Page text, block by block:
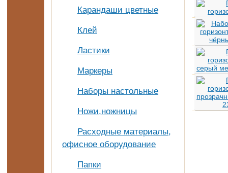
Карандаши цветные
Клей
Ластики
Маркеры
Наборы настольные
Ножи,ножницы
Расходные материалы,
офисное оборудование
Папки